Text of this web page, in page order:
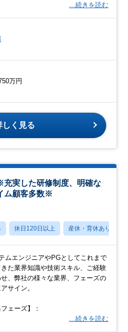
…続きを読む
万円
しく見る
充実した研修制度、明確な
ム顧客多数※
休日120日以上 産休・育休あり
ムエンジニアやPGとしてこれまで
た業界知識や技術スキル、ご経験
、弊社の様々な業界、フェーズの
サイン。
フェーズ】：
…続きを読む